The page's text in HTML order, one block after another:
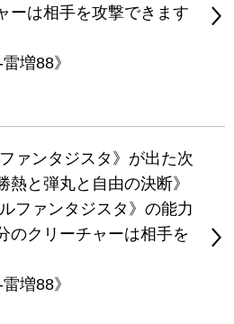
ーは相手を攻撃できます
増88》
ァンタジスタ》が出た次
と弾丸と自由の決断》
ファンタジスタ》の能力
のクリーチャーは相手を
増88》